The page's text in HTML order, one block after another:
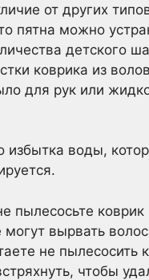
от других
пятна можно
детского
коврика из
для рук или
избытка воды,
пылесосьте
вырвать
не пылесосить
чтобы